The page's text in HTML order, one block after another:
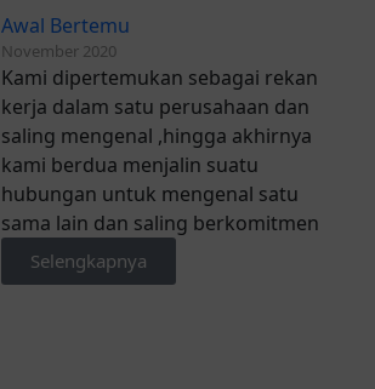
Awal Bertemu
November 2020
Kami dipertemukan sebagai rekan
kerja dalam satu perusahaan dan
saling mengenal ,hingga akhirnya
kami berdua menjalin suatu
hubungan untuk mengenal satu
sama lain dan saling berkomitmen
Selengkapnya